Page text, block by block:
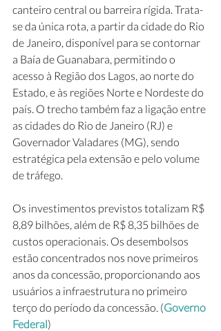
canteiro central ou barreira rígida. Trata-
se da única rota, a partir da cidade do Rio
de Janeiro, disponível para se contornar
a Baía de Guanabara, permitindo o
acesso à Região dos Lagos, ao norte do
Estado, e às regiões Norte e Nordeste do
país. O trecho também faz a ligação entre
as cidades do Rio de Janeiro (RJ) e
Governador Valadares (MG), sendo
estratégica pela extensão e pelo volume
de tráfego.
Os investimentos previstos totalizam R$
8,89 bilhões, além de R$ 8,35 bilhões de
custos operacionais. Os desembolsos
estão concentrados nos nove primeiros
anos da concessão, proporcionando aos
usuários a infraestrutura no primeiro
terço do período da concessão. (Governo
Federal)